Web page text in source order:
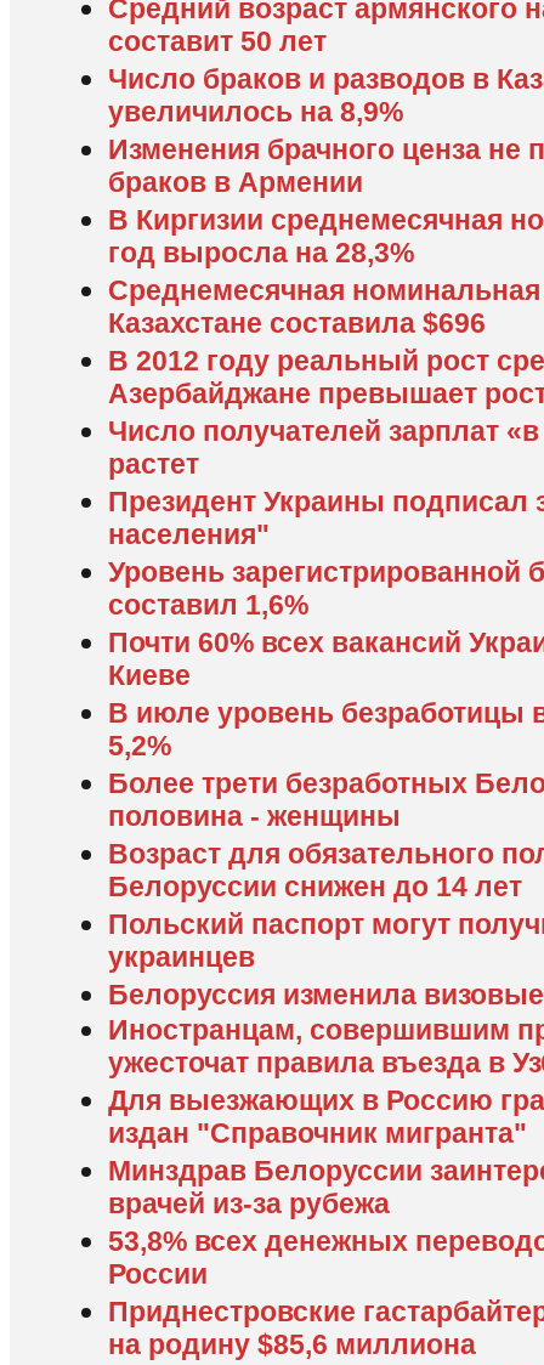
Средний возраст армянского
составит 50 лет
Число браков и разводов в
увеличилось на 8,9%
Изменения брачного ценза не
браков в Армении
В Киргизии среднемесячная
год выросла на 28,3%
Среднемесячная номинальная
Казахстане составила $696
В 2012 году реальный рост
Азербайджане превышает
Число получателей зарплат
растет
Президент Украины подписал
населения"
Уровень зарегистрированной
составил 1,6%
Почти 60% всех вакансий
Киеве
В июле уровень безработицы
5,2%
Более трети безработных
половина - женщины
Возраст для обязательного
Белоруссии снижен до 14 лет
Польский паспорт могут
украинцев
Белоруссия изменила
Иностранцам, совершившим
ужесточат правила въезда в
Для выезжающих в Россию
издан "Справочник мигранта"
Минздрав Белоруссии
врачей из-за рубежа
53,8% всех денежных
России
Приднестровские
на родину $85,6 миллиона